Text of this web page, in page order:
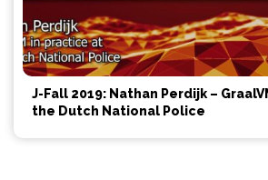
J-Fall 2019: Nathan Perdijk –
the Dutch National Police